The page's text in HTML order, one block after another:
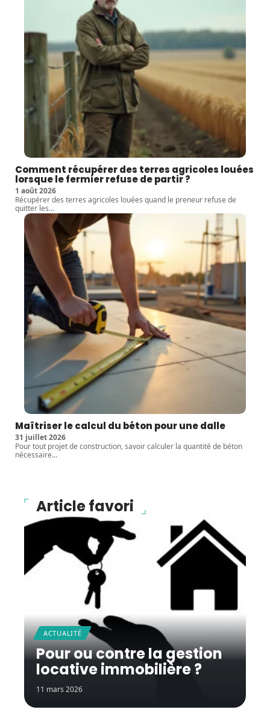
Comment récupérer des terres agricoles louées
lorsque le fermier refuse de partir ?
1 août 2026
Récupérer des terres agricoles louées quand le preneur refuse de
quitter les…
Maîtriser le calcul du béton pour une dalle
31 juillet 2026
Pour tout projet de construction, savoir calculer la quantité de béton
nécessaire…
Article favori
ACTUALITÉ
Pour ou contre la gestion
locative immobilière ?
11 mars 2026